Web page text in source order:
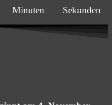
Minuten Sekunden